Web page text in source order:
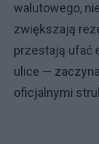
walutowego,
zwiększają
przestają ufać
ulice —
oficjalnymi